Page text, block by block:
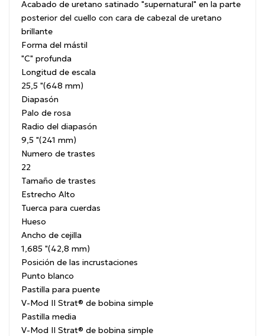
Acabado de uretano satinado "supernatural" en la parte
posterior del cuello con cara de cabezal de uretano
brillante
Forma del mástil
"C" profunda
Longitud de escala
25,5 "(648 mm)
Diapasón
Palo de rosa
Radio del diapasón
9,5 "(241 mm)
Numero de trastes
22
Tamaño de trastes
Estrecho Alto
Tuerca para cuerdas
Hueso
Ancho de cejilla
1,685 "(42,8 mm)
Posición de las incrustaciones
Punto blanco
Pastilla para puente
V-Mod II Strat® de bobina simple
Pastilla media
V-Mod II Strat® de bobina simple